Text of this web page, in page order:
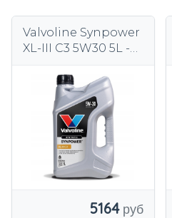
Valvoline Synpower
XL-III C3 5W30 5L -
5164